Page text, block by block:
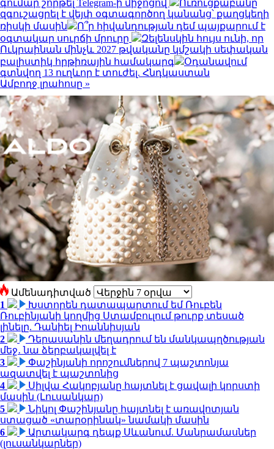
գումար շորթել Telegram-ի միջոցով
Ուռուցքաբանը
զգուշացրել է վեյփ օգտագործող կանանց՝ քաղցկեղի
ռիսկի մասին
Ո՞ր հիվանդության դեմ պայքարում է
օգտակար սուրճի մրուրը
Զելենսկին հույս ունի, որ
Ուկրաինան մինչև 2027 թվականը կմշակի սեփական
բալիստիկ հրթիռային համակարգ
Օդանավում
գտնվող 13 ուղևոր է տուժել. Հնդկաստան
Ամբողջ լրահոսը »
Ամենադիտված
1
Խստորեն դատապարտում եմ Ռուբեն
Ռուբինյանի կողմից Ստամբուլում թուրք տեսած
լինելը. Դանիել Իոաննիսյան
2
Դերասանին մեղադրում են մանկապղծության
մեջ․ նա ձերբակալվել է
3
Փաշինյանի որոշումներով 7 պաշտոնյա
ազատվել է պաշտոնից
4
Սիլվա Հակոբյանը հայտնել է ցավալի կորստի
մասին (Լուսանկար)
5
Նիկոլ Փաշինյանը հայտնել է առավոտյան
ստացած «տարօրինակ» նամակի մասին
6
Արտակարգ դեպք Սևանում. Մանրամասներ
(լուսանկարներ)